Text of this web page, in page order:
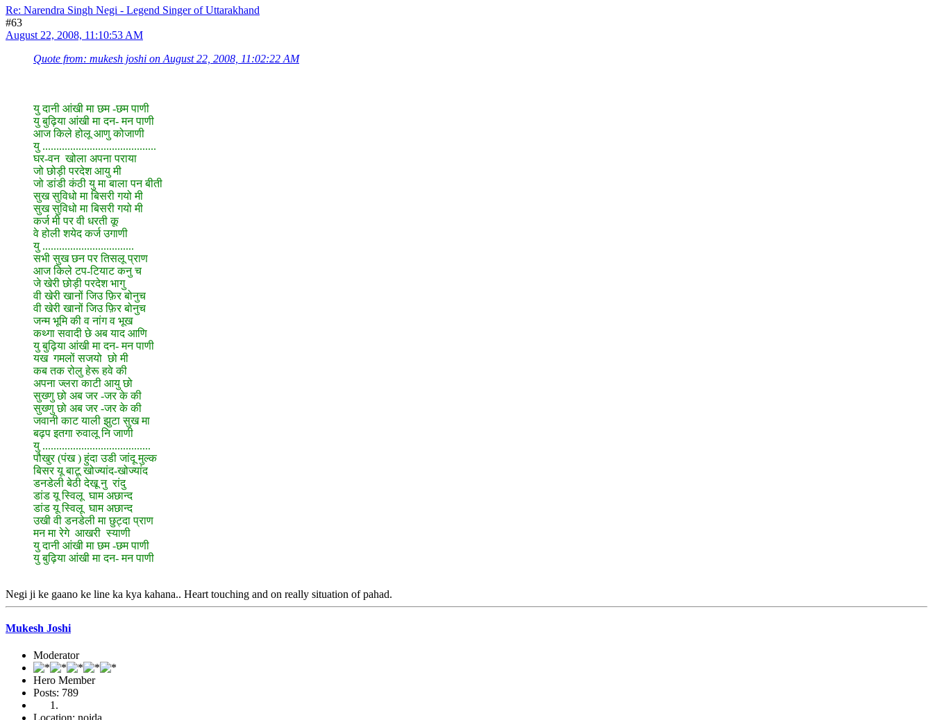
Re: Narendra Singh Negi - Legend Singer of Uttarakhand
#63
August 22, 2008, 11:10:53 AM
Quote from: mukesh joshi on August 22, 2008, 11:02:22 AM
यु दानी आंखी मा छम -छम पाणी
यु बुढ़िया आंखी मा दन- मन पाणी
आज किले होलू आणु कोजाणी
यु .........................................
घर-वन खोला अपना पराया
जो छोड़ी परदेश आयु मी
जो डांडी कंठी यु मा बाला पन बीती
सुख सुविधो मा बिसरी गयो मी
सुख सुविधो मा बिसरी गयो मी
कर्ज मी पर वी धरती कू
वे होली शयेद कर्ज उगाणी
यु .................................
सभी सुख छन पर तिसलू प्राण
आज किले टप-टियाट कनु च
जे खेरी छोड़ी परदेश भागु
वी खेरी खानों जिउ फ़िर बोनुच
वी खेरी खानों जिउ फ़िर बोनुच
जन्म भूमि की व नांग व भूख
कथ्गा सवादी छे अब याद आणि
यु बुढ़िया आंखी मा दन- मन पाणी
यख गमलों सजयो छो मी
कब तक रोलु हेरू हवे की
अपना ज्लरा काटी आयु छो
सुख्णु छो अब जर -जर के की
सुख्णु छो अब जर -जर के की
जवानी काट याली झुटा सुख मा
बढ़प इतगा रुवालू नि जाणी
यु .......................................
पौखुर (पंख ) हुंदा उडी जांदू मुल्क
बिसर यू बाटू खोज्यांद-खोज्यांद
डनडेली बेठी देखू नु रांदु
डांड यू स्विलू घाम अछान्द
डांड यू स्विलू घाम अछान्द
उखी वी डनडेली मा छुट्दा प्राण
मन मा रेगे आखरी स्याणी
यु दानी आंखी मा छम -छम पाणी
यु बुढ़िया आंखी मा दन- मन पाणी
Negi ji ke gaano ke line ka kya kahana.. Heart touching and on really situation of pahad.
Mukesh Joshi
Moderator
Hero Member
Posts: 789